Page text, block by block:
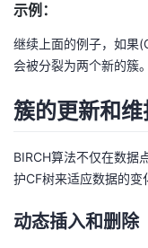
示例：
继续上面的例子，如果
会被分裂为两个新的簇。
簇的更新和维
BIRCH算法不仅在数据
护CF树来适应数据的变
动态插入和删除